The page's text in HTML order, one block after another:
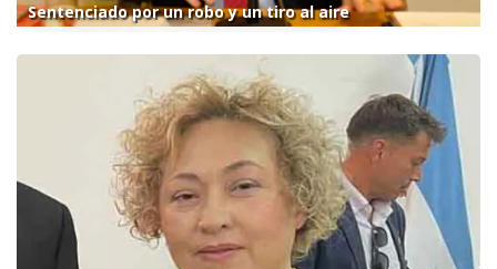
Sentenciado por un robo y un tiro al aire